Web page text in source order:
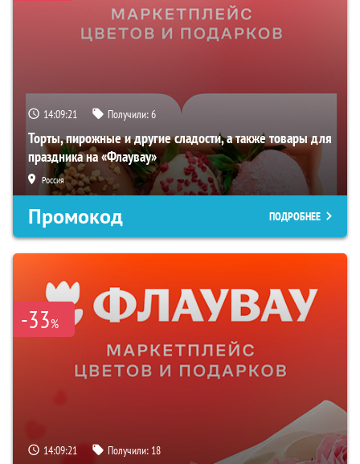
14:09:20 Получили:6
Торты, пирожные и другие сладости, а также товары для
праздника на «Флаувау»
Россия
Промокод ПОДРОБНЕЕ
-33%
14:09:20 Получили: 18